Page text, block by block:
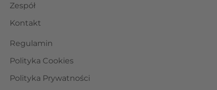
Zespół
Kontakt
Regulamin
Polityka Cookies
Polityka Prywatności